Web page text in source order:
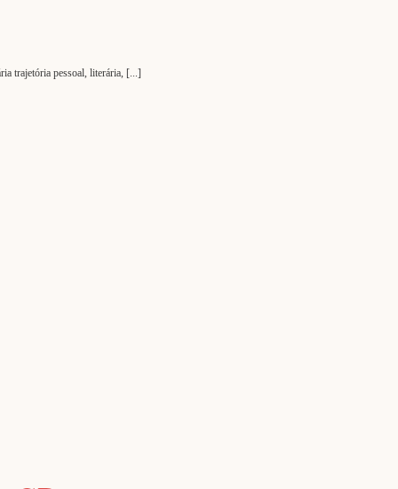
trajetória pessoal, literária, [...]